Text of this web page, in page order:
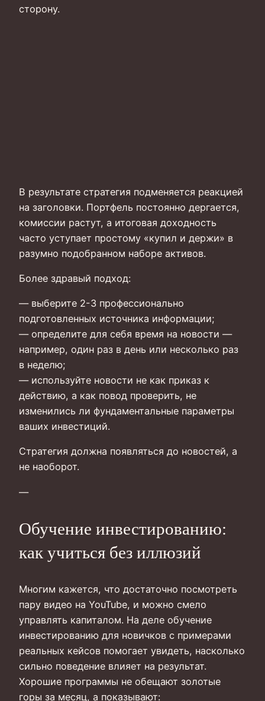
сторону.
В результате стратегия подменяется реакцией
на заголовки. Портфель постоянно дергается,
комиссии растут, а итоговая доходность
часто уступает простому «купил и держи» в
разумно подобранном наборе активов.
Более здравый подход:
— выберите 2-3 профессионально
подготовленных источника информации;
— определите для себя время на новости —
например, один раз в день или несколько раз
в неделю;
— используйте новости не как приказ к
действию, а как повод проверить, не
изменились ли фундаментальные параметры
ваших инвестиций.
Стратегия должна появляться до новостей, а
не наоборот.
—
Обучение инвестированию:
как учиться без иллюзий
Многим кажется, что достаточно посмотреть
пару видео на YouTube, и можно смело
управлять капиталом. На деле обучение
инвестированию для новичков с примерами
реальных кейсов помогает увидеть, насколько
сильно поведение влияет на результат.
Хорошие программы не обещают золотые
горы за месяц, а показывают: